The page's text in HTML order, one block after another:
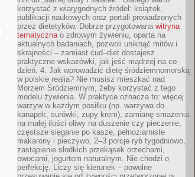
korzystać z wiarygodnych źródeł: książek,
publikacji naukowych oraz portali prowadzonych
przez dietetyków. Dobrze przygotowana witryna
tematycznao zdrowym żywieniu, oparta na
aktualnych badaniach, pozwoli uniknąć mitów i
skrajności – zamiast cud–diet dostajesz
praktyczne wskazówki, jak jeść mądrzej na co
dzień. 4. Jak wprowadzić dietę śródziemnomorską
w polskie realia? Nie musisz mieszkać nad
Morzem Śródziemnym, żeby korzystać z tego
modelu żywienia. W praktyce oznacza to: więcej
warzyw w każdym posiłku (np. warzywa do
kanapek, surówki, zupy krem), zamianę smażenia
na małej ilości oliwy na duszenie czy pieczenie,
częstsze sięganie po kasze, pełnoziarniste
makarony i pieczywo, 2–3 porcje ryb tygodniowo,
zastąpienie słodkich przekąsek orzechami,
owocami, jogurtem naturalnym. Nie chodzi o
perfekcję. Liczy się kierunek – powolne